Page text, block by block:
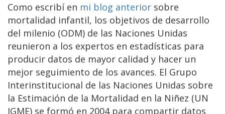
Como escribí en mi blog anterior sobre
mortalidad infantil, los objetivos de desarrollo
del milenio (ODM) de las Naciones Unidas
reunieron a los expertos en estadísticas para
producir datos de mayor calidad y hacer un
mejor seguimiento de los avances. El Grupo
Interinstitucional de las Naciones Unidas sobre
la Estimación de la Mortalidad en la Niñez (UN
IGME) se formó en 2004 para compartir datos